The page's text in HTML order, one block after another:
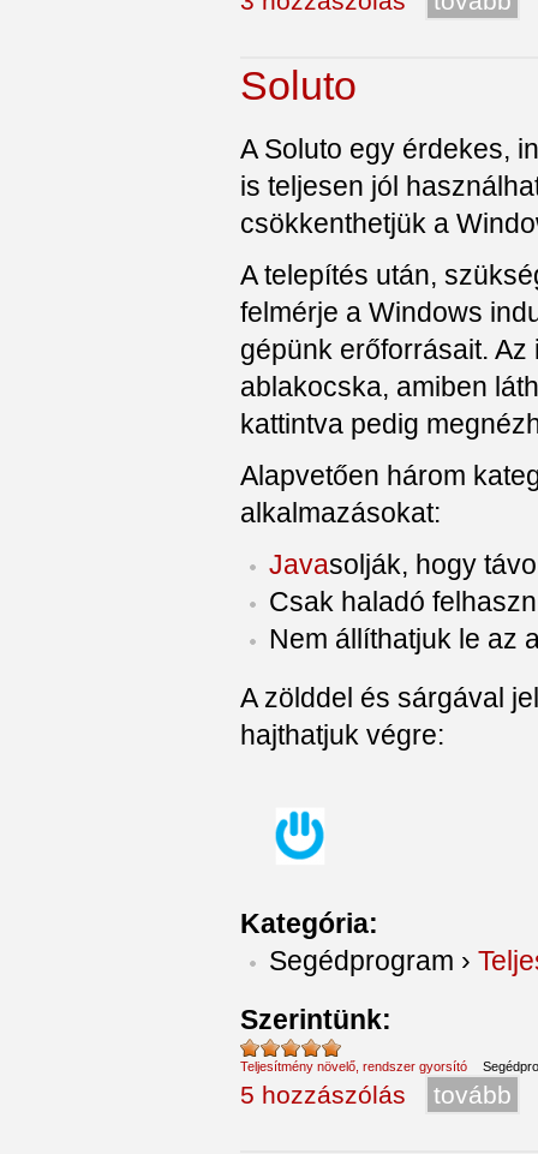
Soluto
A Soluto egy érdekes,
is teljesen jól
csökkenthetjük a
A telepítés után,
felmérje a Windows
gépünk erőforrásait.
ablakocska, amiben
kattintva pedig
Alapvetően három
alkalmazásokat:
Javasolják, hogy
Csak haladó
Nem állíthatjuk le az
A zölddel és sárgával
hajthatjuk végre:
Kategória:
Segédprogram ›
Szerintünk:
Teljesítmény növelő, rendszer gyorsító
5 hozzászólás tovább